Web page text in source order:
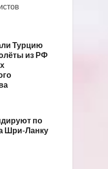
Турцию
из РФ
по
Шри-Ланку